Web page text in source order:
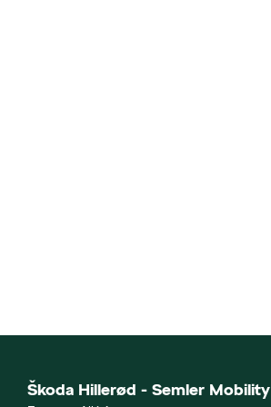
Škoda Hillerød - Semler Mobility